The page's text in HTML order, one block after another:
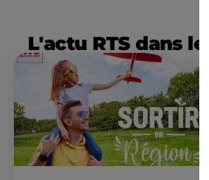
L'actu RTS dans le